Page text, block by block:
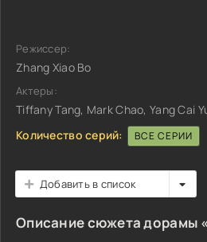
Режиссер:
Zhang Xiao Bo
Актеры:
Tiffany Tang, Mark Chao, Yang Cai
Количество серий:
ВСЕ СЕРИИ
Добавить в список
Описание сюжета дорамы